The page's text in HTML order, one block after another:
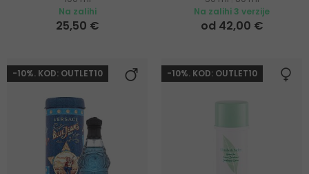
Na zalihi
25,50 €
Na zalihi 3 verzije
od 42,00 €
-10%. KOD: OUTLET10 -10%. KOD: OUTLET10